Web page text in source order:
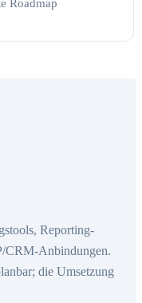
Roadmap
Reporting-
CRM-Anbindungen.
die Umsetzung